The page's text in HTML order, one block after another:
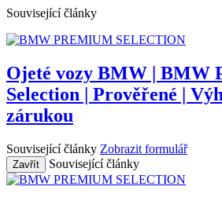
Související články
Ojeté vozy BMW | BMW
Selection | Prověřené |
zárukou
Související články Zobrazit formulář
Zavřít Související články